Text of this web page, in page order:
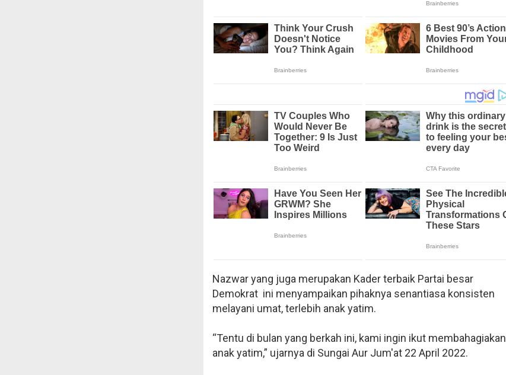
Nazwar yang juga merupakan Kader terbaik Partai besar
Demokrat ini menyampaikan pihaknya senantiasa konsisten
melayani umat, terlebih anak yatim.
“Tentu di bulan yang berkah ini, kami ingin ikut membahagiakan
anak yatim,” ujarnya di Sungai Aur Jum'at 22 April 2022.